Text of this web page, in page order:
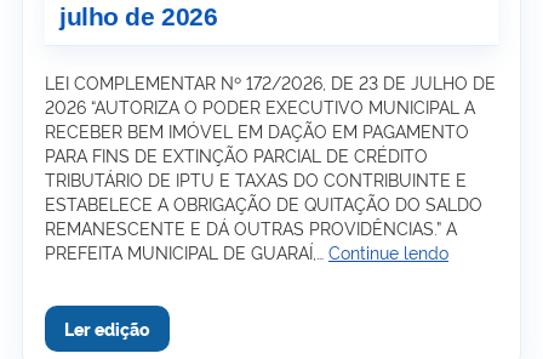
julho de 2026
LEI COMPLEMENTAR Nº 172/2026, DE 23 DE JULHO DE
2026 “AUTORIZA O PODER EXECUTIVO MUNICIPAL A
RECEBER BEM IMÓVEL EM DAÇÃO EM PAGAMENTO
PARA FINS DE EXTINÇÃO PARCIAL DE CRÉDITO
TRIBUTÁRIO DE IPTU E TAXAS DO CONTRIBUINTE E
ESTABELECE A OBRIGAÇÃO DE QUITAÇÃO DO SALDO
REMANESCENTE E DÁ OUTRAS PROVIDÊNCIAS.” A
PREFEITA MUNICIPAL DE GUARAÍ,… Continue lendoEdição